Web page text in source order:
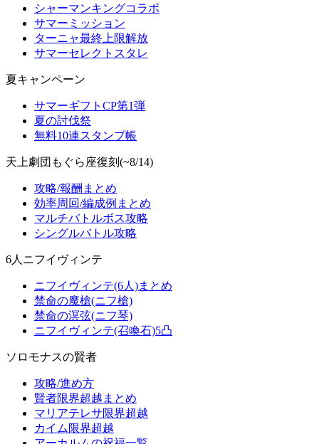
シャーマンキングコラボ
サマーミッション
ターニャ最終上限解放
サマーセレクトスタレ
夏キャンペーン
サマーギフトCP第1弾
夏の討伐祭
無料10連スタンプ帳
天上劇団もぐら座復刻(~8/14)
攻略/報酬まとめ
効率周回/編成例まとめ
マルチバトルボス攻略
シングルバトル攻略
6人ニフイヴィンテ
ニフイヴィンテ(6人)まとめ
禁命の魔槍(ニフ槍)
禁命の溟弦(ニフ琴)
ニフイヴィンテ(召喚石)5凸
ソロモナスの賢者
攻略/進め方
賢者限界超越まとめ
マリアテレサ限界超越
カイム限界超越